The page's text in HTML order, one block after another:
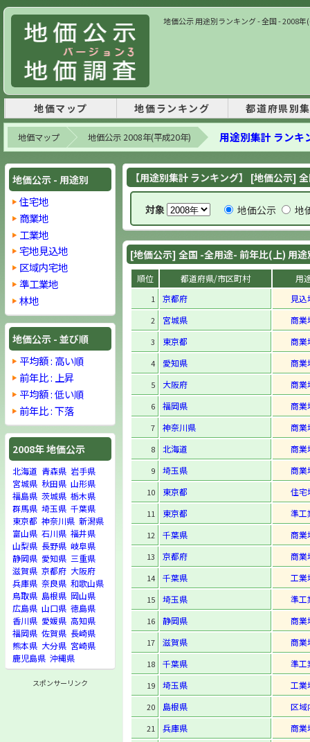
地価公示 用途別ランキング - 全国 - 2008
地価マップ 地価ランキング 都道府県別
地価マップ 地価公示 2008年(平成20年) 用途別集計 ランキ
地価公示 - 用途別
住宅地
商業地
工業地
宅地見込地
区域内宅地
準工業地
林地
地価公示 - 並び順
平均額 : 高い順
前年比 : 上昇
平均額 : 低い順
前年比 : 下落
2008年 地価公示
北海道 青森県 岩手県
宮城県 秋田県 山形県
福島県 茨城県 栃木県
群馬県 埼玉県 千葉県
東京都 神奈川県 新潟県
富山県 石川県 福井県
山梨県 長野県 岐阜県
静岡県 愛知県 三重県
滋賀県 京都府 大阪府
兵庫県 奈良県 和歌山県
鳥取県 島根県 岡山県
広島県 山口県 徳島県
香川県 愛媛県 高知県
福岡県 佐賀県 長崎県
熊本県 大分県 宮崎県
鹿児島県 沖縄県
スポンサーリンク
【用途別集計 ランキング】 [地価公示]
対象 地価公示 地
[地価公示] 全国 -全用途- 前年比(上) 用
順位 都道府県/市区町村 用
1 京都府 見込
2 宮城県 商業
3 東京都 商業
4 愛知県 商業
5 大阪府 商業
6 福岡県 商業
7 神奈川県 商業
8 北海道 商業
9 埼玉県 商業
10 東京都 住宅
11 東京都 準工
12 千葉県 商業
13 京都府 商業
14 千葉県 工業
15 埼玉県 準工
16 静岡県 商業
17 滋賀県 商業
18 千葉県 準工
19 埼玉県 工業
20 島根県 区域
21 兵庫県 商業